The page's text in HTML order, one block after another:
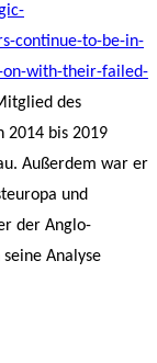
continue-to-be-in-
on-with-their-failed-
des
2014 bis 2019
Außerdem war er
und
der Anglo-
Analyse